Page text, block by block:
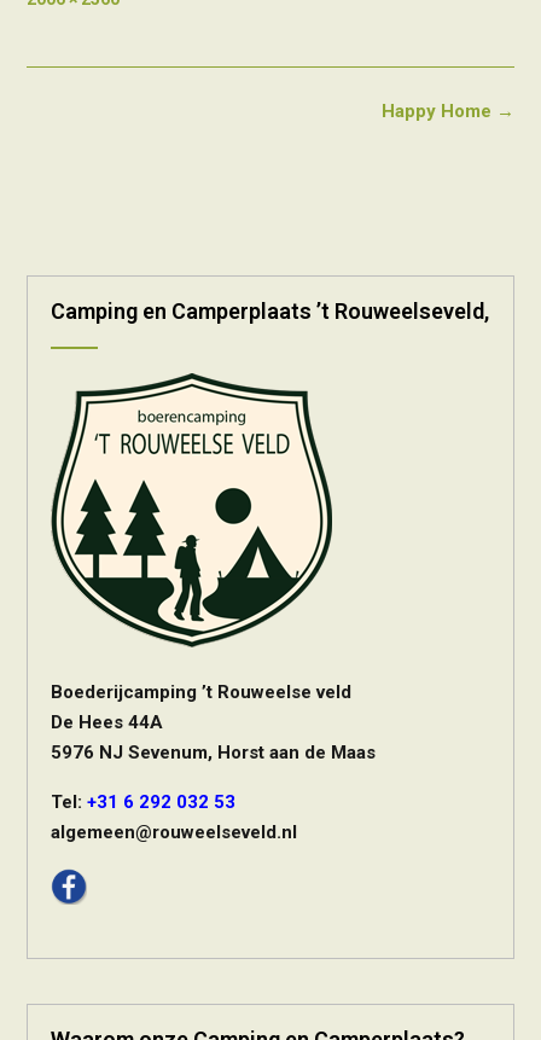
Happy Home →
Camping en Camperplaats ’t Rouweelseveld,
Boederijcamping ’t Rouweelse veld
De Hees 44A
5976 NJ Sevenum, Horst aan de Maas
Tel: +31 6 292 032 53
algemeen@rouweelseveld.nl